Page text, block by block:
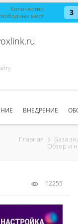
Количество
мест
3
ВНЕДРЕНИЕ
Главная База
Обзор и
12255